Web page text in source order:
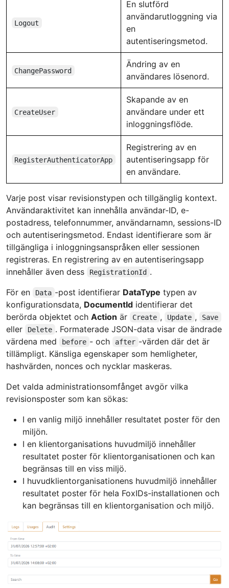
Logout
En slutförd
användarutloggning via
en
autentiseringsmetod.
ChangePassword
Ändring av en
användares lösenord.
CreateUser
Skapande av en
användare under ett
inloggningsflöde.
RegisterAuthenticatorApp
Registrering av en
autentiseringsapp för
en användare.
Varje post visar revisionstypen och tillgänglig kontext.
Användaraktivitet kan innehålla användar-ID, e-
postadress, telefonnummer, användarnamn, sessions-ID
och autentiseringsmetod. Endast identifierare som är
tillgängliga i inloggningsanspråken eller sessionen
registreras. En registrering av en autentiseringsapp
innehåller även dess
RegistrationId .
För en
Data -post identifierar DataType typen av
konfigurationsdata, DocumentId identifierar det
berörda objektet och Action är Create , Update , Save
eller Delete . Formaterade JSON-data visar de ändrade
värdena med
before - och after -värden där det är
tillämpligt. Känsliga egenskaper som hemligheter,
hashvärden, nonces och nycklar maskeras.
Det valda administrationsomfånget avgör vilka
revisionsposter som kan sökas:
I en vanlig miljö innehåller resultatet poster för den
miljön.
I en klientorganisations huvudmiljö innehåller
resultatet poster för klientorganisationen och kan
begränsas till en viss miljö.
I huvudklientorganisationens huvudmiljö innehåller
resultatet poster för hela FoxIDs-installationen och
kan begränsas till en klientorganisation och miljö.